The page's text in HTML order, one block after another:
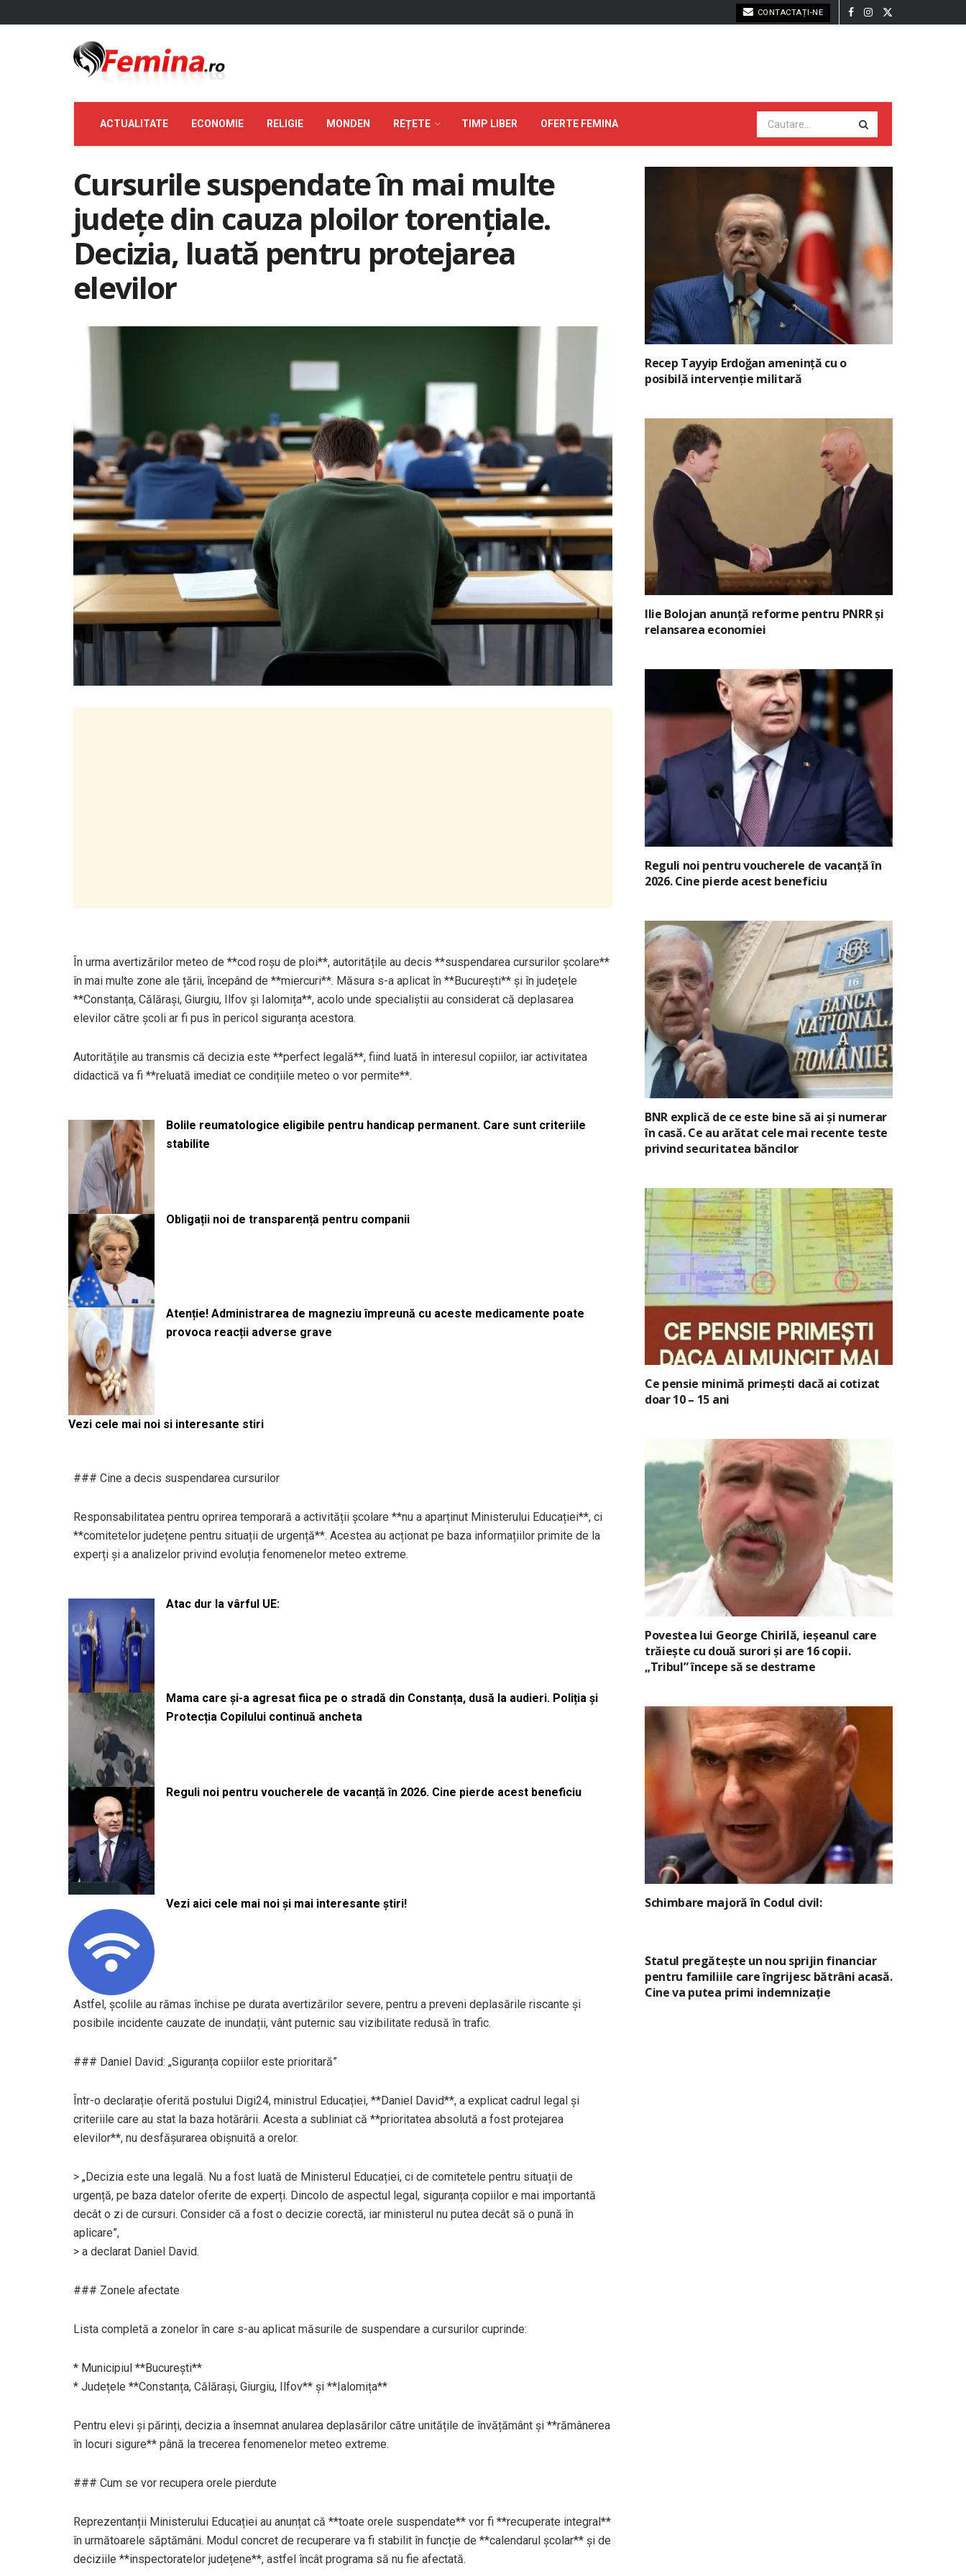
CONTACTAȚI-NE
ACTUALITATE ECONOMIE RELIGIE MONDEN REȚETE TIMP LIBER OFERTE FEMINA
Cursurile suspendate în mai multe
județe din cauza ploilor torențiale.
Decizia, luată pentru protejarea
elevilor
În urma avertizărilor meteo de **cod roșu de ploi**, autoritățile au decis **suspendarea cursurilor școlare**
în mai multe zone ale țării, începând de **miercuri**. Măsura s-a aplicat în **București** și în județele
**Constanța, Călărași, Giurgiu, Ilfov și Ialomița**, acolo unde specialiștii au considerat că deplasarea
elevilor către școli ar fi pus în pericol siguranța acestora.
Autoritățile au transmis că decizia este **perfect legală**, fiind luată în interesul copiilor, iar activitatea
didactică va fi **reluată imediat ce condițiile meteo o vor permite**.
Bolile reumatologice eligibile pentru handicap permanent. Care sunt criteriile
stabilite
Obligații noi de transparență pentru companii
Atenție! Administrarea de magneziu împreună cu aceste medicamente poate
provoca reacții adverse grave
Vezi cele mai noi si interesante stiri
### Cine a decis suspendarea cursurilor
Responsabilitatea pentru oprirea temporară a activității școlare **nu a aparținut Ministerului Educației**, ci
**comitetelor județene pentru situații de urgență**. Acestea au acționat pe baza informațiilor primite de la
experți și a analizelor privind evoluția fenomenelor meteo extreme.
Atac dur la vârful UE:
Mama care și-a agresat fiica pe o stradă din Constanța, dusă la audieri. Poliția și
Protecția Copilului continuă ancheta
Reguli noi pentru voucherele de vacanță în 2026. Cine pierde acest beneficiu
Vezi aici cele mai noi și mai interesante știri!
Astfel, școlile au rămas închise pe durata avertizărilor severe, pentru a preveni deplasările riscante și
posibile incidente cauzate de inundații, vânt puternic sau vizibilitate redusă în trafic.
### Daniel David: „Siguranța copiilor este prioritară”
Într-o declarație oferită postului Digi24, ministrul Educației, **Daniel David**, a explicat cadrul legal și
criteriile care au stat la baza hotărârii. Acesta a subliniat că **prioritatea absolută a fost protejarea
elevilor**, nu desfășurarea obișnuită a orelor.
> „Decizia este una legală. Nu a fost luată de Ministerul Educației, ci de comitetele pentru situații de
urgență, pe baza datelor oferite de experți. Dincolo de aspectul legal, siguranța copiilor e mai importantă
decât o zi de cursuri. Consider că a fost o decizie corectă, iar ministerul nu putea decât să o pună în
aplicare”,
> a declarat Daniel David.
### Zonele afectate
Lista completă a zonelor în care s-au aplicat măsurile de suspendare a cursurilor cuprinde:
* Municipiul **București**
* Județele **Constanța, Călărași, Giurgiu, Ilfov** și **Ialomița**
Pentru elevi și părinți, decizia a însemnat anularea deplasărilor către unitățile de învățământ și **rămânerea
în locuri sigure** până la trecerea fenomenelor meteo extreme.
### Cum se vor recupera orele pierdute
Reprezentanții Ministerului Educației au anunțat că **toate orele suspendate** vor fi **recuperate integral**
în următoarele săptămâni. Modul concret de recuperare va fi stabilit în funcție de **calendarul școlar** și de
deciziile **inspectoratelor județene**, astfel încât programa să nu fie afectată.
Recep Tayyip Erdoğan amenință cu o
posibilă intervenție militară
Ilie Bolojan anunță reforme pentru PNRR și
relansarea economiei
Reguli noi pentru voucherele de vacanță în
2026. Cine pierde acest beneficiu
BNR explică de ce este bine să ai și numerar
în casă. Ce au arătat cele mai recente teste
privind securitatea băncilor
Ce pensie minimă primești dacă ai cotizat
doar 10 – 15 ani
Povestea lui George Chirilă, ieșeanul care
trăiește cu două surori și are 16 copii.
„Tribul” începe să se destrame
Schimbare majoră în Codul civil:
Statul pregătește un nou sprijin financiar
pentru familiile care îngrijesc bătrâni acasă.
Cine va putea primi indemnizație